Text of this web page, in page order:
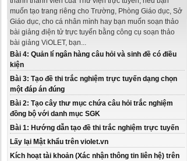
muốn tạo trang riêng cho Trường, Phòng Giáo dục, Sở
Giáo dục, cho cá nhân mình hay bạn muốn soạn thảo
bài giảng điện tử trực tuyến bằng công cụ soạn thảo
bài giảng ViOLET, bạn...
Bài 4: Quản lí ngân hàng câu hỏi và sinh đề có điều
kiện
Bài 3: Tạo đề thi trắc nghiệm trực tuyến dạng chọn
một đáp án đúng
Bài 2: Tạo cây thư mục chứa câu hỏi trắc nghiệm
đồng bộ với danh mục SGK
Bài 1: Hướng dẫn tạo đề thi trắc nghiệm trực tuyến
Lấy lại Mật khẩu trên violet.vn
Kích hoạt tài khoản (Xác nhận thông tin liên hệ) trên